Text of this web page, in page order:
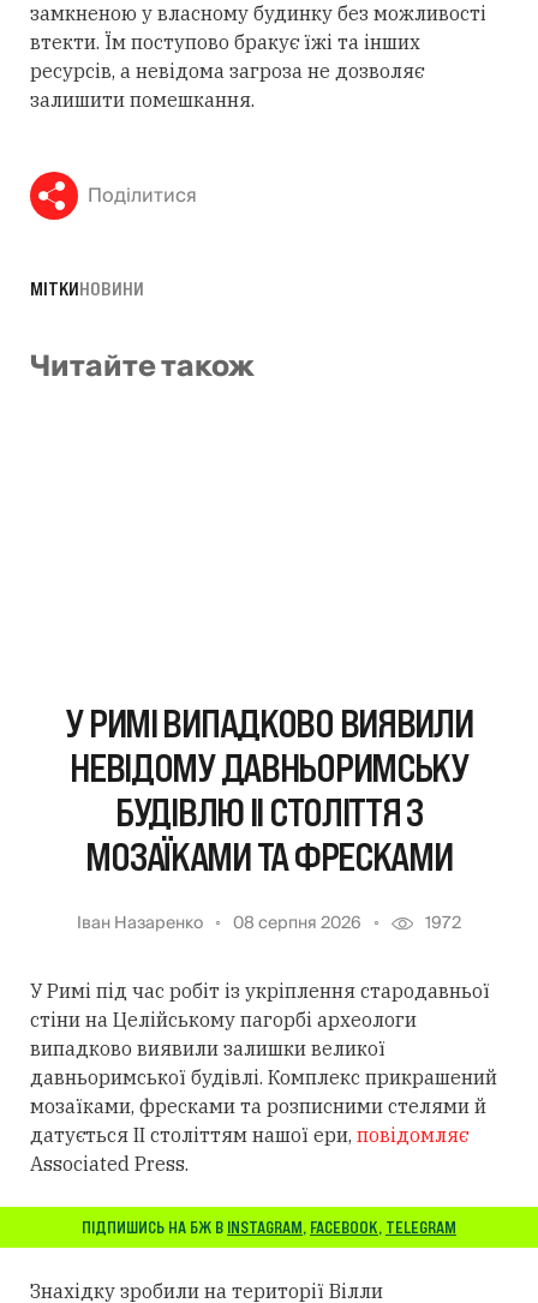
замкненою у власному будинку без можливості
втекти. Їм поступово бракує їжі та інших
ресурсів, а невідома загроза не дозволяє
залишити помешкання.
Поділитися
МІТКИНОВИНИ
Читайте також
У РИМІ ВИПАДКОВО ВИЯВИЛИ
НЕВІДОМУ ДАВНЬОРИМСЬКУ
БУДІВЛЮ II СТОЛІТТЯ З
МОЗАЇКАМИ ТА ФРЕСКАМИ
Іван Назаренко 08 серпня 2026 1972
У Римі під час робіт із укріплення стародавньої
стіни на Целійському пагорбі археологи
випадково виявили залишки великої
давньоримської будівлі. Комплекс прикрашений
мозаїками, фресками та розписними стелями й
датується II століттям нашої ери, повідомляє
Associated Press.
ПІДПИШИСЬ НА БЖ В INSTAGRAM, FACEBOOK, TELEGRAM
Знахідку зробили на території Вілли